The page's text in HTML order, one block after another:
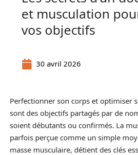
et musculation
vos objectifs
30 avril 2026
Perfectionner son corps et optimiser
sont des objectifs partagés par de
soient débutants ou confirmés. La
parfois perçue comme un simple
masse musculaire, détient des clés